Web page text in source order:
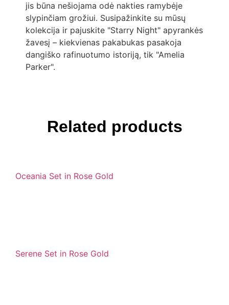
jis būna nešiojama odė nakties ramybėje
slypinčiam grožiui. Susipažinkite su mūsų
kolekcija ir pajuskite "Starry Night" apyrankės
žavesį – kiekvienas pakabukas pasakoja
dangiško rafinuotumo istoriją, tik "Amelia
Parker".
Related products
Oceania Set in Rose Gold
Serene Set in Rose Gold